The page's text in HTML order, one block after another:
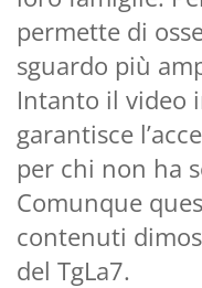
permette di
sguardo più
Intanto il video
garantisce
per chi non ha
Comunque
contenuti
del TgLa7.